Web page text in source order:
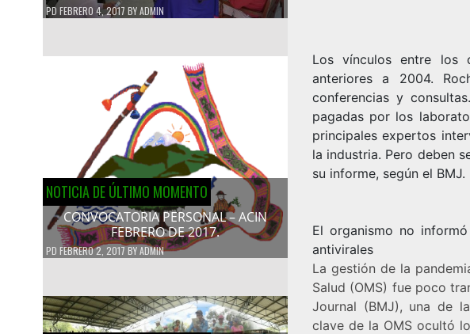
PD FEBRERO 4, 2017 BYADMIN
NOTICIA DE ÚLTIMO MOMENTO
CONVOCATORIA PERSONAL – ACIN
FEBRERO DE 2017.
PD FEBRERO 2, 2017BYADMIN
Los vínculos entre los
anteriores a 2004.
conferencias y
pagadas por los
principales expertos
la industria. Pero deben
su informe, según el BMJ.
El organismo no
antivirales
La gestión de la
Salud (OMS) fue poco
Journal (BMJ), una de
clave de la OMS ocultó